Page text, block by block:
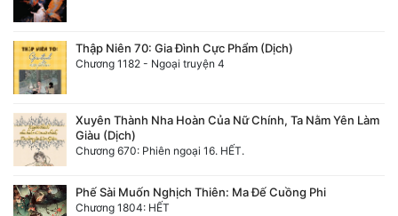
Thập Niên 70: Gia Đình Cực Phẩm (Dịch)
Chương 1182 - Ngoại truyện 4
Xuyên Thành Nha Hoàn Của Nữ Chính, Ta Nằm Yên Làm
Giàu (Dịch)
Chương 670: Phiên ngoại 16. HẾT.
Phế Sài Muốn Nghịch Thiên: Ma Đế Cuồng Phi
Chương 1804: HẾT